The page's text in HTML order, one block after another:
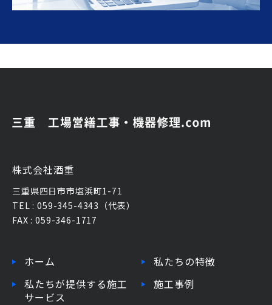
株式会社酒重
三重県四日市市塩浜町1-71
TEL : 059-345-4343（代表）
FAX : 059-346-1717
ホーム
私たちの特徴
私たちが提供する施工
サービス
施工事例